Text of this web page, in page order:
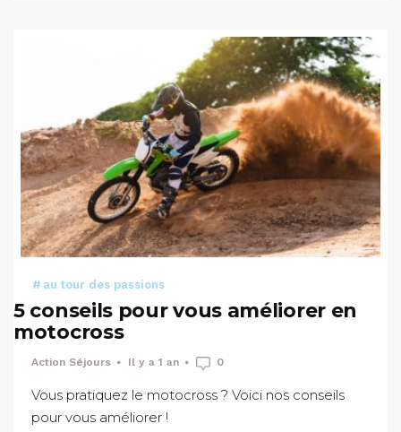
au tour des passions
5 conseils pour vous améliorer en
motocross
Action Séjours Il y a 1 an 0
Vous pratiquez le motocross ? Voici nos conseils
pour vous améliorer !